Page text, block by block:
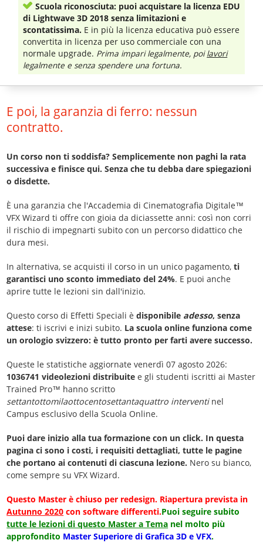
Scuola riconosciuta: puoi acquistare la licenza EDU
di Lightwave 3D 2018 senza limitazioni e
scontatissima. E in più la licenza educativa può essere
convertita in licenza per uso commerciale con una
normale upgrade. Prima impari legalmente, poilavori
legalmente e senza spendere una fortuna.
E poi, la garanzia di ferro: nessun
contratto.
Un corso non ti soddisfa? Semplicemente non paghi la rata
successiva e finisce qui. Senza che tu debba dare spiegazioni
o disdette.
È una garanzia che l'Accademia di Cinematografia Digitale™
VFX Wizard ti offre con gioia da diciassette anni: così non corri
il rischio di impegnarti subito con un percorso didattico che
dura mesi.
In alternativa, se acquisti il corso in un unico pagamento,ti
garantisci uno sconto immediato del 24%. E puoi anche
aprire tutte le lezioni sin dall'inizio.
Questo corso di Effetti Speciali èdisponibile adesso, senza
attese: ti iscrivi e inizi subito. La scuola online funziona come
un orologio svizzero: è tutto pronto per farti avere successo.
Queste le statistiche aggiornate venerdì 07 agosto 2026:
1036741 videolezioni distribuite e gli studenti iscritti ai Master
Trained Pro™ hanno scritto
settantottomilaottocentosettantaquattro interventinel
Campus esclusivo della Scuola Online.
Puoi dare inizio alla tua formazione con un click. In questa
pagina ci sono i costi, i requisiti dettagliati, tutte le pagine
che portano ai contenuti di ciascuna lezione. Nero su bianco,
come sempre su VFX Wizard.
Questo Master è chiuso per redesign. Riapertura prevista in
Autunno 2020 con software differenti.Puoi seguire subito
tutte le lezioni di questo Master a Tema nel molto più
approfondito Master Superiore di Grafica 3D e VFX.